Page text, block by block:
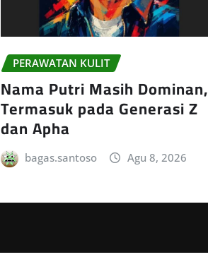
PERAWATAN KULIT
Nama Putri Masih Dominan,
Termasuk pada Generasi Z
dan Apha
bagas.santoso Agu 8, 2026